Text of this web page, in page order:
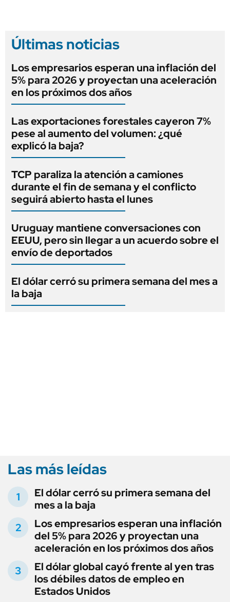
Últimas noticias
Los empresarios esperan una inflación del
5% para 2026 y proyectan una aceleración
en los próximos dos años
Las exportaciones forestales cayeron 7%
pese al aumento del volumen: ¿qué
explicó la baja?
TCP paraliza la atención a camiones
durante el fin de semana y el conflicto
seguirá abierto hasta el lunes
Uruguay mantiene conversaciones con
EEUU, pero sin llegar a un acuerdo sobre el
envío de deportados
El dólar cerró su primera semana del mes a
la baja
Las más leídas
El dólar cerró su primera semana del
mes a la baja
Los empresarios esperan una inflación
del 5% para 2026 y proyectan una
aceleración en los próximos dos años
El dólar global cayó frente al yen tras
los débiles datos de empleo en
Estados Unidos